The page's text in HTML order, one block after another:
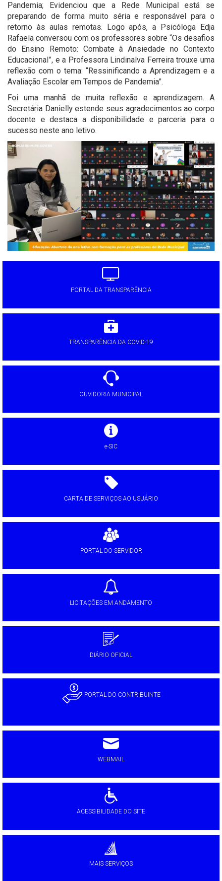
Pandemia; Evidenciou que a Rede Municipal está se
preparando de forma muito séria e responsável para o
retorno às aulas remotas. Logo após, a Psicóloga Edja
Rafaela conversou com os professores sobre “Os desafios
do Ensino Remoto: Combate à Ansiedade no Contexto
Educacional”, e a Professora Lindinalva Ferreira trouxe uma
reflexão com o tema: “Ressinificando a Aprendizagem e a
Avaliação Escolar em Tempos de Pandemia”.
Foi uma manhã de muita reflexão e aprendizagem. A
Secretária Danielly estende seus agradecimentos ao corpo
docente e destaca a disponibilidade e parceria para o
sucesso neste ano letivo.
PORTAL DA TRANSPARÊNCIA
TRANSPARÊNCIA DA COVID-19
OUVIDORIA MUNICIPAL
e-SIC
CARTA DE SERVIÇOS AO USUÁRIO
PORTAL DO SERVIDOR
LICITAÇÕES EM ANDAMENTO
DIÁRIO OFICIAL
PORTAL DO CONTRIBUINTE
WEBMAIL
ACESSIBILIDADE DO SITE
MAIS SERVIÇOS